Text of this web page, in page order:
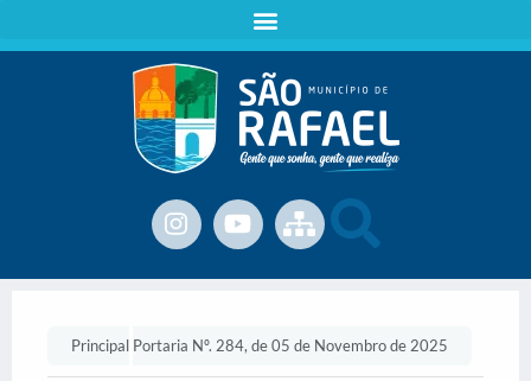
Principal Portaria Nº. 284, de 05 de Novembro de 2025